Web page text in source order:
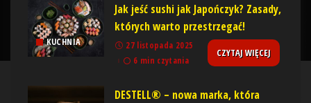
KUCHNIA
Jak jeść sushi jak Japończyk? Zasady,
których warto przestrzegać!
27 listopada 2025
6 min czytania
CZYTAJ WIĘCEJ
DESTELL® – nowa marka, która